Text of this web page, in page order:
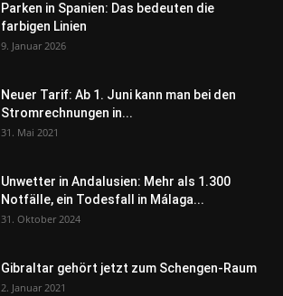
Parken in Spanien: Das bedeuten die
farbigen Linien
9. Januar 2026
Neuer Tarif: Ab 1. Juni kann man bei den
Stromrechnungen in...
31. Mai 2021
Unwetter in Andalusien: Mehr als 1.300
Notfälle, ein Todesfall in Málaga...
31. Oktober 2024
Gibraltar gehört jetzt zum Schengen-Raum
2. Januar 2021